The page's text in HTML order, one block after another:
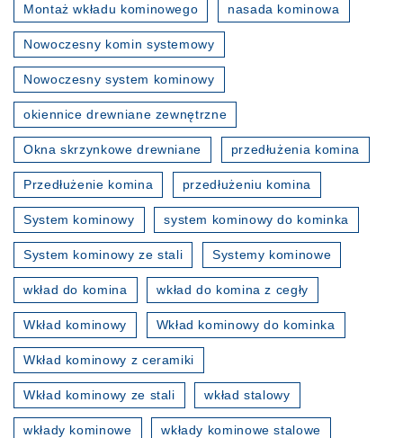
Montaż wkładu kominowego nasada kominowa
Nowoczesny komin systemowy
Nowoczesny system kominowy
okiennice drewniane zewnętrzne
Okna skrzynkowe drewniane przedłużenia komina
Przedłużenie komina przedłużeniu komina
System kominowy system kominowy do kominka
System kominowy ze stali Systemy kominowe
wkład do komina wkład do komina z cegły
Wkład kominowy Wkład kominowy do kominka
Wkład kominowy z ceramiki
Wkład kominowy ze stali wkład stalowy
wkłady kominowe wkłady kominowe stalowe